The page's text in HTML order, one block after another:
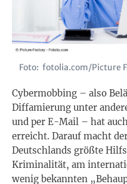
Foto: fotolia.com/Picture
Cybermobbing – also
Diffamierung unter
und per E-Mail – hat
erreicht. Darauf macht
Deutschlands größte
Kriminalität, am
wenig bekannten